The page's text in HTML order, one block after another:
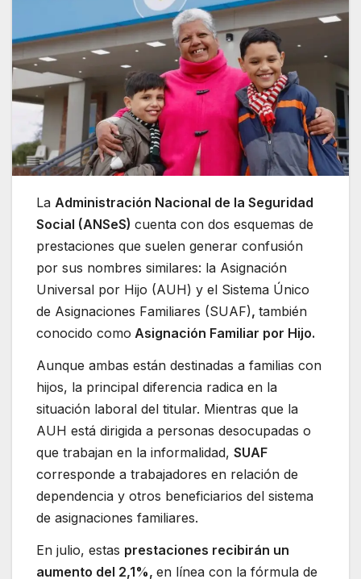
La Administración Nacional de la Seguridad
Social (ANSeS) cuenta con dos esquemas de
prestaciones que suelen generar confusión
por sus nombres similares: la Asignación
Universal por Hijo (AUH) y el Sistema Único
de Asignaciones Familiares (SUAF), también
conocido como Asignación Familiar por Hijo.
Aunque ambas están destinadas a familias con
hijos, la principal diferencia radica en la
situación laboral del titular. Mientras que la
AUH está dirigida a personas desocupadas o
que trabajan en la informalidad, SUAF
corresponde a trabajadores en relación de
dependencia y otros beneficiarios del sistema
de asignaciones familiares.
En julio, estas prestaciones recibirán un
aumento del 2,1%, en línea con la fórmula de